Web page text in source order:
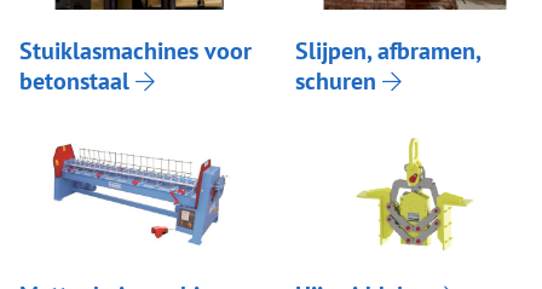
Stuiklasmachines voor
betonstaal
Slijpen, afbramen,
schuren